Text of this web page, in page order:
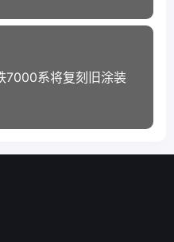
7000系将复刻旧涂装